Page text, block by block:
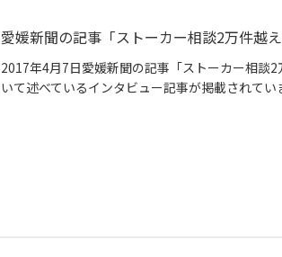
愛媛新聞の記事「ストーカー相談2万件越
2017年4月7日愛媛新聞の記事「ストーカー相談
いて述べているインタビュー記事が掲載されてい